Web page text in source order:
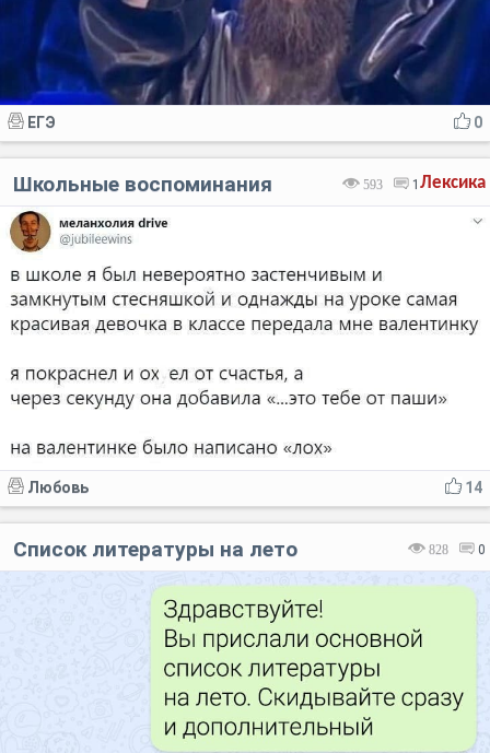
0
ЕГЭ
Лексика
593 1
Школьные воспоминания
14
Любовь
828 0
Список литературы на лето